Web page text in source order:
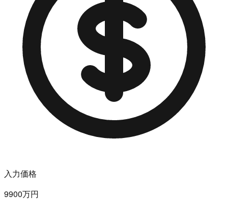
入力価格
9900万円